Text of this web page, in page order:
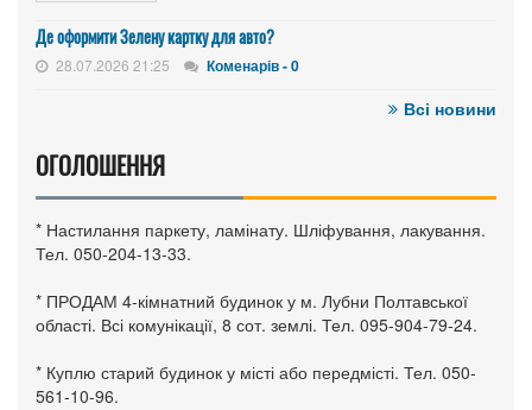
Де оформити Зелену картку для авто?
28.07.2026 21:25 Коменарів - 0
Всі новини
ОГОЛОШЕННЯ
* Настилання паркету, ламінату. Шліфування, лакування.
Тел. 050-204-13-33.
* ПРОДАМ 4-кімнатний будинок у м. Лубни Полтавської
області. Всі комунікації, 8 сот. землі. Тел. 095-904-79-24.
* Куплю старий будинок у місті або передмісті. Тел. 050-
561-10-96.